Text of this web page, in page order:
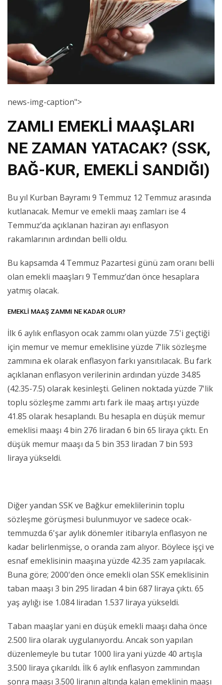
news-img-caption">
ZAMLI EMEKLİ MAAŞLARI
NE ZAMAN YATACAK? (SSK,
BAĞ-KUR, EMEKLİ SANDIĞI)
Bu yıl Kurban Bayramı 9 Temmuz 12 Temmuz arasında
kutlanacak. Memur ve emekli maaş zamları ise 4
Temmuz’da açıklanan haziran ayı enflasyon
rakamlarının ardından belli oldu.
Bu kapsamda 4 Temmuz Pazartesi günü zam oranı belli
olan emekli maaşları 9 Temmuz’dan önce hesaplara
yatmış olacak.
EMEKLİ MAAŞ ZAMMI NE KADAR OLUR?
İlk 6 aylık enflasyon ocak zammı olan yüzde 7.5'i geçtiği
için memur ve memur emeklisine yüzde 7'lik sözleşme
zammına ek olarak enflasyon farkı yansıtılacak. Bu fark
açıklanan enflasyon verilerinin ardından yüzde 34.85
(42.35-7.5) olarak kesinleşti. Gelinen noktada yüzde 7'lik
toplu sözleşme zammı artı fark ile maaş artışı yüzde
41.85 olarak hesaplandı. Bu hesapla en düşük memur
emeklisi maaşı 4 bin 276 liradan 6 bin 65 liraya çıktı. En
düşük memur maaşı da 5 bin 353 liradan 7 bin 593
liraya yükseldi.
Diğer yandan SSK ve Bağkur emeklilerinin toplu
sözleşme görüşmesi bulunmuyor ve sadece ocak-
temmuzda 6'şar aylık dönemler itibarıyla enflasyon ne
kadar belirlenmişse, o oranda zam alıyor. Böylece işçi ve
esnaf emeklisinin maaşına yüzde 42.35 zam yapılacak.
Buna göre; 2000'den önce emekli olan SSK emeklisinin
taban maaşı 3 bin 295 liradan 4 bin 687 liraya çıktı. 65
yaş aylığı ise 1.084 liradan 1.537 liraya yükseldi.
Taban maaşlar yani en düşük emekli maaşı daha önce
2.500 lira olarak uygulanıyordu. Ancak son yapılan
düzenlemeyle bu tutar 1000 lira yani yüzde 40 artışla
3.500 liraya çıkarıldı. İlk 6 aylık enflasyon zammından
sonra maaşı 3.500 liranın altında kalan emeklinin maaşı